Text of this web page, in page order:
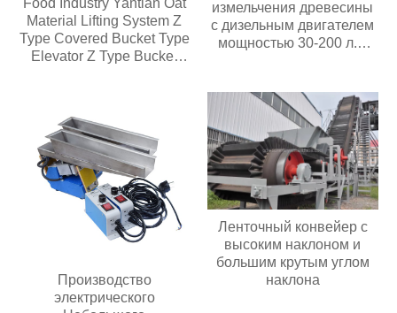
Food Industry Yantian Oat
Material Lifting System Z
Type Covered Bucket Type
Elevator Z Type Bucket
измельчения древесины
с дизельным двигателем
мощностью 30-200 л.с.
Производство
электрического
Ленточный конвейер с
высоким наклоном и
большим крутым углом
наклона